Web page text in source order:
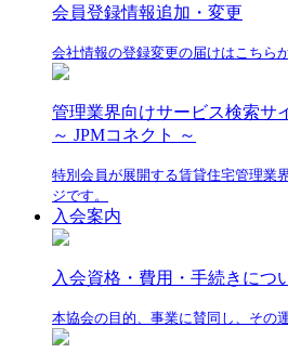
会員登録情報追加・変更
会社情報の登録変更の届けはこちら
管理業界向けサービス検索サ
～ JPMコネクト ～
特別会員が展開する賃貸住宅管理業
ジです。
入会案内
入会資格・費用・手続きにつ
本協会の目的、事業に賛同し、その